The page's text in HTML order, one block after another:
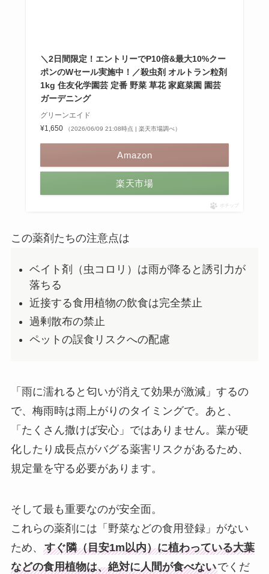
＼2日間限定！エントリーでP10倍&最大10%クー
ポンのWセール実施中！／殺虫剤 オルトラン粒剤
1kg 住友化学園芸 定番 野菜 草花 家庭菜園 園芸
ガーデニング
グリーンエイド
¥1,650
（2026/06/09 21:08時点 | 楽天市場調べ）
Amazon
楽天市場
ポチップ
この薬剤たちの注意点は
ベイト剤（虫コロリ）は雨が降ると誘引力が
落ちる
近接する食用植物の飲食は完全禁止
過剰散布の禁止
ペットの誤食リスクへの配慮
「雨に濡れると匂いが消えて効果が激減」するの
で、梅雨時は雨上がりのタイミングで。あと、
「たくさん撒けば安心」ではありません。葉が硬
化したり成長点がバグる薬害リスクがあるため、
規定量を守る必要があります。
そして最も重要なのが安全面。
これらの薬剤には「野菜などの食用登録」がない
ため、 すぐ隣（目安1m以内）に植わっている大葉
などの食用植物は、絶対に人間が食べないでくだ